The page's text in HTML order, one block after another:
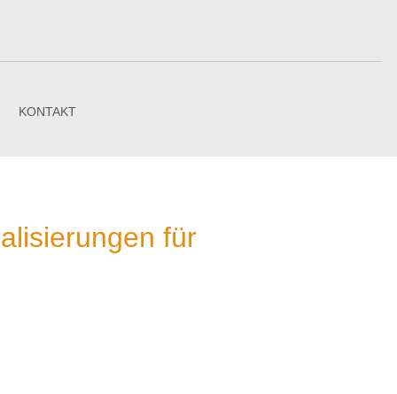
KONTAKT
für